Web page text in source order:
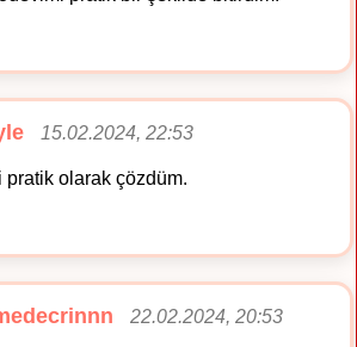
15.02.2024, 22:53
olarak çözdüm.
22.02.2024, 20:53